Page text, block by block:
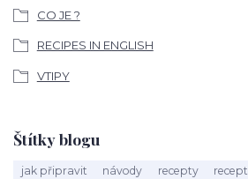
CO JE ?
RECIPES IN ENGLISH
VTIPY
Štítky blogu
jak připravit návody recepty recept